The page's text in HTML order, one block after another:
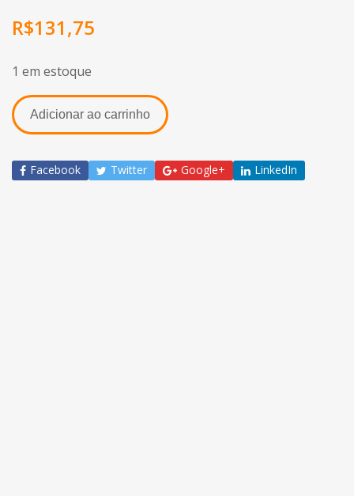
R$131,75
1 em estoque
Adicionar ao carrinho
Facebook Twitter Google+ LinkedIn